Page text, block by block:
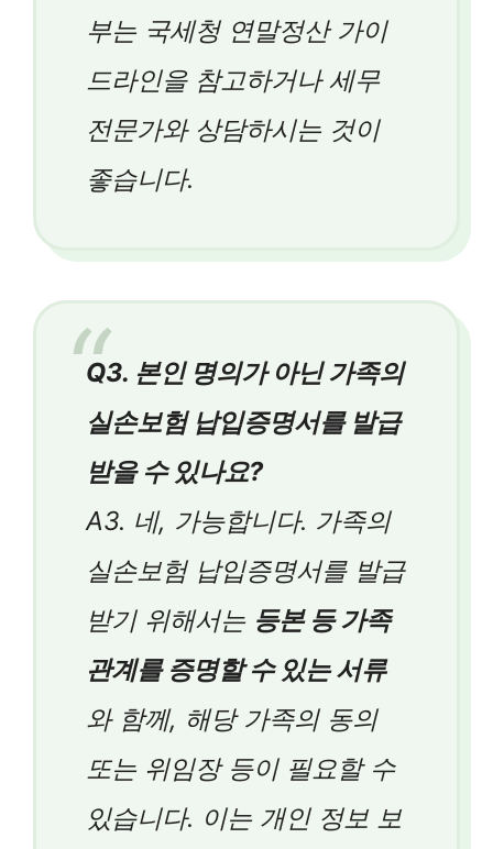
부는 국세청 연말정산 가이
드라인을 참고하거나 세무
전문가와 상담하시는 것이
좋습니다.
Q3. 본인 명의가 아닌 가족의
실손보험 납입증명서를 발급
받을 수 있나요?
A3. 네, 가능합니다. 가족의
실손보험 납입증명서를 발급
받기 위해서는 등본 등 가족
관계를 증명할 수 있는 서류
와 함께, 해당 가족의 동의
또는 위임장 등이 필요할 수
있습니다. 이는 개인 정보 보